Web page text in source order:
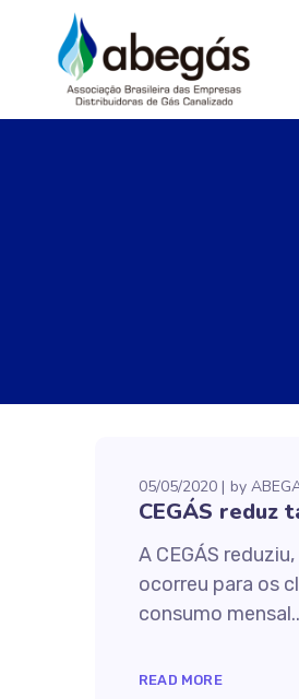
05/05/2020 by
CEGÁS reduz
A CEGÁS
ocorreu para os
consumo
READ MORE